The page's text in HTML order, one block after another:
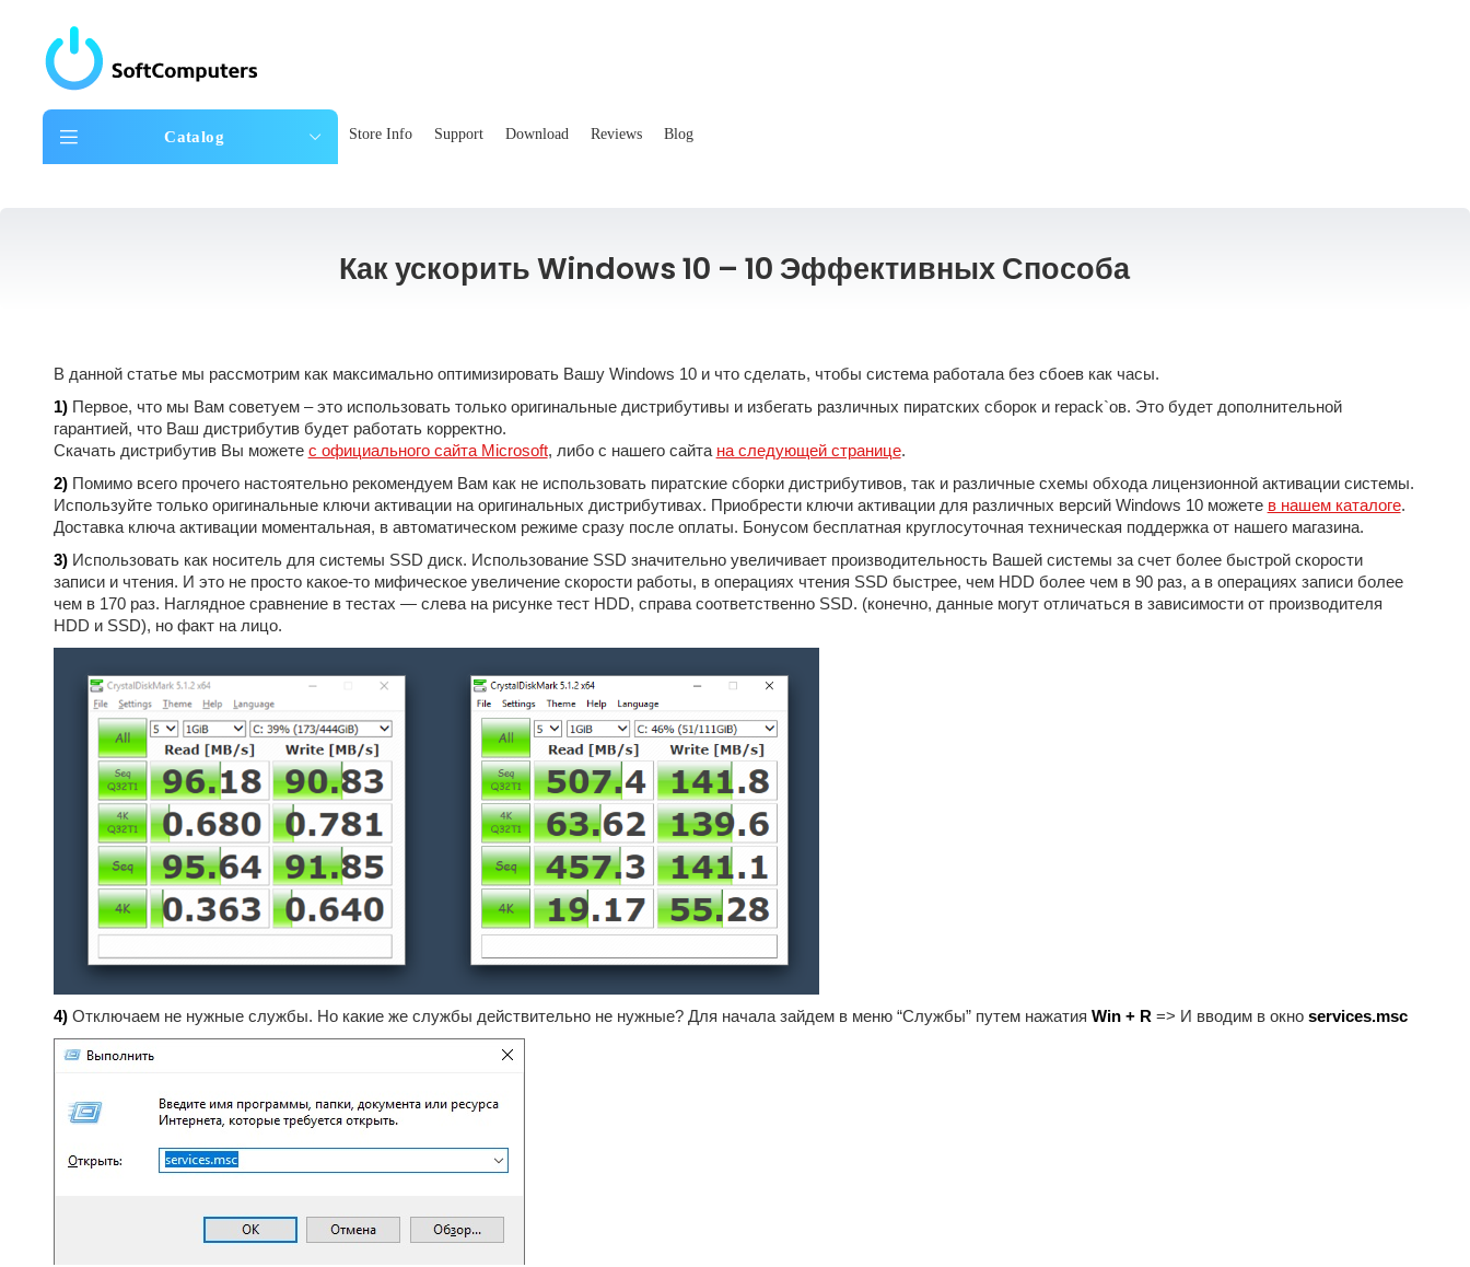
Catalog Store Info Support Download Reviews Blog
Как ускорить Windows 10 – 10 Эффективных Способа
В данной статье мы рассмотрим как максимально оптимизировать Вашу Windows 10 и что сделать, чтобы система работала без сбоев как часы.
1)Первое, что мы Вам советуем – это использовать только оригинальные дистрибутивы и избегать различных пиратских сборок и repack`ов. Это будет дополнительной
гарантией, что Ваш дистрибутив будет работать корректно.
Скачать дистрибутив Вы можете с официального сайта Microsoft, либо с нашего сайта на следующей странице.
2)Помимо всего прочего настоятельно рекомендуем Вам как не использовать пиратские сборки дистрибутивов, так и различные схемы обхода лицензионной активации системы.
Используйте только оригинальные ключи активации на оригинальных дистрибутивах. Приобрести ключи активации для различных версий Windows 10 можете в нашем каталоге.
Доставка ключа активации моментальная, в автоматическом режиме сразу после оплаты. Бонусом бесплатная круглосуточная техническая поддержка от нашего магазина.
3)Использовать как носитель для системы SSD диск. Использование SSD значительно увеличивает производительность Вашей системы за счет более быстрой скорости
записи и чтения. И это не просто какое-то мифическое увеличение скорости работы, в операциях чтения SSD быстрее, чем HDD более чем в 90 раз, а в операциях записи более
чем в 170 раз. Наглядное сравнение в тестах — слева на рисунке тест HDD, справа соответственно SSD. (конечно, данные могут отличаться в зависимости от производителя
HDD и SSD), но факт на лицо.
4)Отключаем не нужные службы. Но какие же службы действительно не нужные? Для начала зайдем в меню “Службы” путем нажатия Win + R=> И вводим в окно services.msc